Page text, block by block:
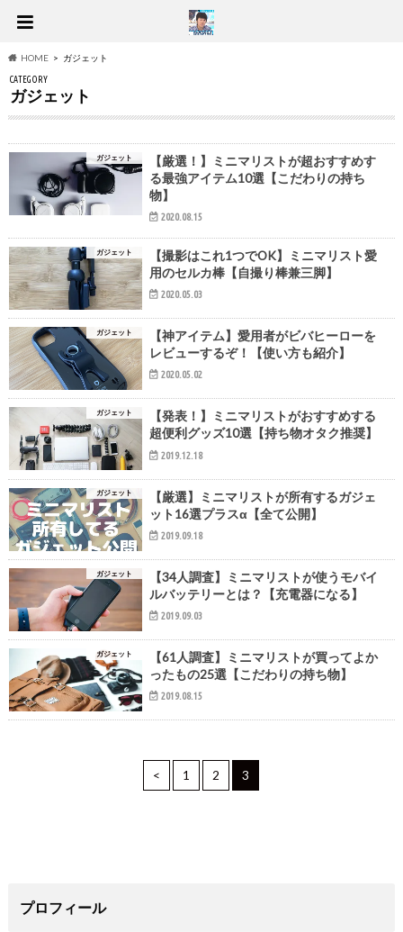
HOME ガジェット
CATEGORY
ガジェット
ガジェット
【厳選！】ミニマリストが超おすすめす
る最強アイテム10選【こだわりの持ち
物】
2020.08.15
ガジェット
【撮影はこれ1つでOK】ミニマリスト愛
用のセルカ棒【自撮り棒兼三脚】
2020.05.03
ガジェット
【神アイテム】愛用者がビバヒーローを
レビューするぞ！【使い方も紹介】
2020.05.02
ガジェット
【発表！】ミニマリストがおすすめする
超便利グッズ10選【持ち物オタク推奨】
2019.12.18
ガジェット
【厳選】ミニマリストが所有するガジェ
ット16選プラスα【全て公開】
2019.09.18
ガジェット
【34人調査】ミニマリストが使うモバイ
ルバッテリーとは？【充電器になる】
2019.09.03
ガジェット
【61人調査】ミニマリストが買ってよか
ったもの25選【こだわりの持ち物】
2019.08.15
< 1 2 3
プロフィール